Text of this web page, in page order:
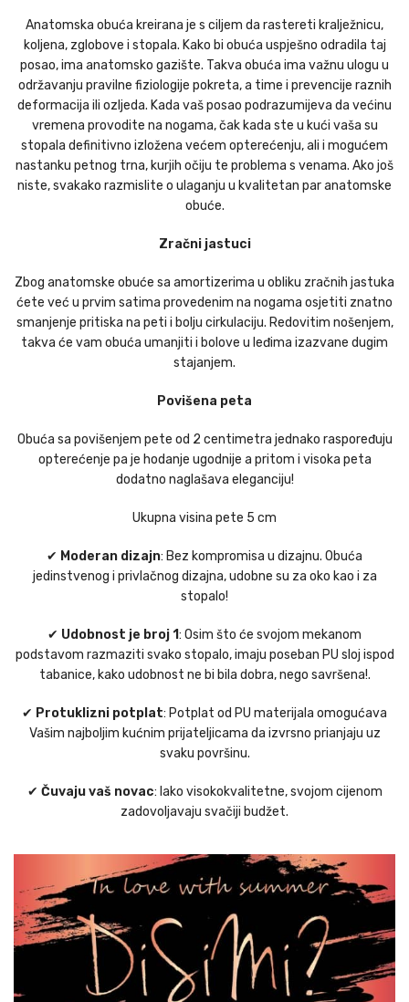
Anatomska obuća kreirana je s ciljem da rastereti kralježnicu,
koljena, zglobove i stopala. Kako bi obuća uspješno odradila taj
posao, ima anatomsko gazište. Takva obuća ima važnu ulogu u
održavanju pravilne fiziologije pokreta, a time i prevencije raznih
deformacija ili ozljeda. Kada vaš posao podrazumijeva da većinu
vremena provodite na nogama, čak kada ste u kući vaša su
stopala definitivno izložena većem opterećenju, ali i mogućem
nastanku petnog trna, kurjih očiju te problema s venama. Ako još
niste, svakako razmislite o ulaganju u kvalitetan par anatomske
obuće.
Zračni jastuci
Zbog anatomske obuće sa amortizerima u obliku zračnih jastuka
ćete već u prvim satima provedenim na nogama osjetiti znatno
smanjenje pritiska na peti i bolju cirkulaciju. Redovitim nošenjem,
takva će vam obuća umanjiti i bolove u leđima izazvane dugim
stajanjem.
Povišena peta
Obuća sa povišenjem pete od 2 centimetra jednako raspoređuju
opterećenje pa je hodanje ugodnije a pritom i visoka peta
dodatno naglašava eleganciju!
Ukupna visina pete 5 cm
✔ Moderan dizajn: Bez kompromisa u dizajnu. Obuća
jedinstvenog i privlačnog dizajna, udobne su za oko kao i za
stopalo!
✔ Udobnost je broj 1: Osim što će svojom mekanom
podstavom razmaziti svako stopalo, imaju poseban PU sloj ispod
tabanice, kako udobnost ne bi bila dobra, nego savršena!.
✔ Protuklizni potplat: Potplat od PU materijala omogućava
Vašim najboljim kućnim prijateljicama da izvrsno prianjaju uz
svaku površinu.
✔ Čuvaju vaš novac: Iako visokokvalitetne, svojom cijenom
zadovoljavaju svačiji budžet.